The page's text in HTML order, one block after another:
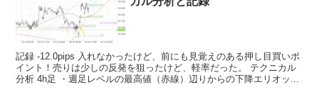
記録 -12.0pips 入れなかったけど、前にも見覚えのある押し目買いポ
イント！売りは少しの反発を狙ったけど、軽率だった。 テクニカル
分析 4h足 ・週足レベルの最高値（赤線）辺りからの下降エリオッ...